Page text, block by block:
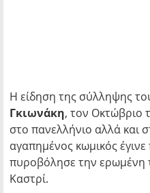
Η είδηση της σύλληψης
Γκιωνάκη, τον Οκτώβριο
στο πανελλήνιο αλλά και
αγαπημένος κωμικός έγινε
πυροβόλησε την ερωμένη
Καστρί.